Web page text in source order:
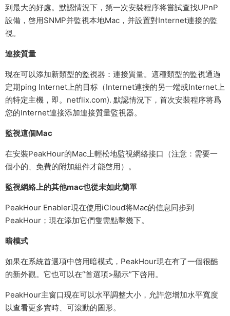
到最大的好處。默認情況下，第一次安裝程序将嘗試查找UPnP
設備，啓用SNMP并監視本地Mac，并設置對Internet連接的監
視。
連接質量
現在可以添加新類型的監視器：連接質量。這種類型的監視通過
定期ping Internet上的目标（Internet連接的另一端或Internet上
的特定主機，即。netflix.com). 默認情況下，首次安裝程序将爲
您的Internet連接添加連接質量監視器。
監視這個Mac
在安裝PeakHour的Mac上輕松地監視網絡接口（注意：需要一
個小的、免費的附加組件才能啓用）。
監視網絡上的其他mac也從未如此簡單
PeakHour Enabler現在使用iCloud将Mac的信息同步到
PeakHour；現在添加它們隻需點擊幾下。
暗模式
如果在系統首選項中啓用暗模式，PeakHour現在有了一個很酷
的新外觀。它也可以在“首選項>顯示”下啓用。
PeakHour主窗口現在可以水平調整大小，允許您增加水平寬度
以查看更多實時、可滾動的圖形。